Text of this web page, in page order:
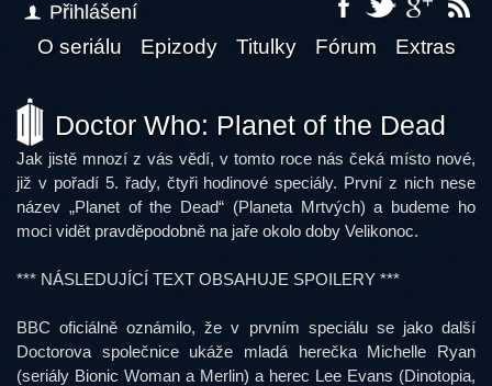
Přihlášení
O seriálu Epizody Titulky Fórum Extras
Doctor Who: Planet of the Dead
Jak jistě mnozí z vás vědí, v tomto roce nás čeká místo nové,
již v pořadí 5. řady, čtyři hodinové speciály. První z nich nese
název „Planet of the Dead“ (Planeta Mrtvých) a budeme ho
moci vidět pravděpodobně na jaře okolo doby Velikonoc.
*** NÁSLEDUJÍCÍ TEXT OBSAHUJE SPOILERY ***
BBC oficiálně oznámilo, že v prvním speciálu se jako další
Doctorova společnice ukáže mladá herečka Michelle Ryan
(seriály Bionic Woman a Merlin) a herec Lee Evans (Dinotopia,